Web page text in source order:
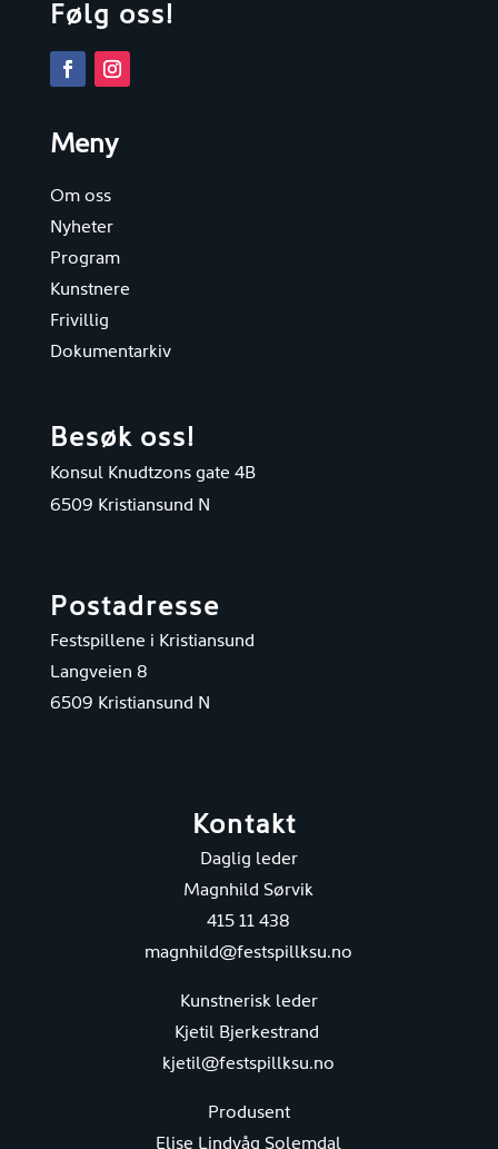
Følg oss!
Meny
Om oss
Nyheter
Program
Kunstnere
Frivillig
Dokumentarkiv
Besøk oss!
Konsul Knudtzons gate 4B
6509 Kristiansund N
Postadresse
Festspillene i Kristiansund
Langveien 8
6509 Kristiansund N
Kontakt
Daglig leder
Magnhild Sørvik
415 11 438
magnhild@festspillksu.no
Kunstnerisk leder
Kjetil Bjerkestrand
kjetil@festspillksu.no
Produsent
Elise Lindvåg Solemdal